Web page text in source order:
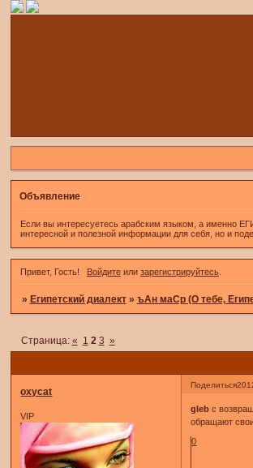
Объявление
Если вы интересуетесь арабским языком, а именно
интересной и полезной информации для себя, но и
Привет, Гость! Войдитеили зарегистрируйтесь.
» Египетский диалект » ъАн маСр (О тебе,
Страница: « 1 2 3 »
Поделиться
oxycat
VIP
gleb с
обращают
0